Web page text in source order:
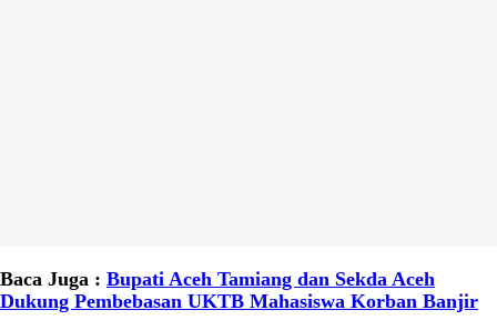
Baca Juga : Bupati Aceh Tamiang dan Sekda Aceh
Dukung Pembebasan UKTB Mahasiswa Korban Banjir